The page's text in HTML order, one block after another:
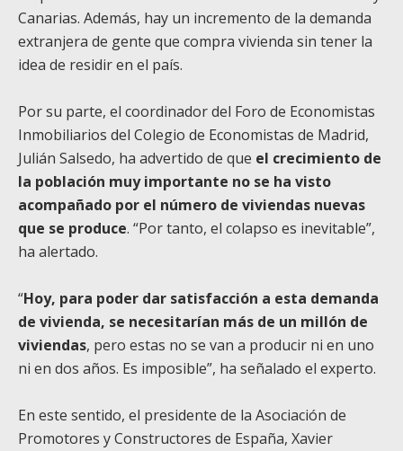
Canarias. Además, hay un incremento de la demanda
extranjera de gente que compra vivienda sin tener la
idea de residir en el país.
Por su parte, el coordinador del Foro de Economistas
Inmobiliarios del Colegio de Economistas de Madrid,
Julián Salsedo, ha advertido de que el crecimiento de
la población muy importante no se ha visto
acompañado por el número de viviendas nuevas
que se produce. “Por tanto, el colapso es inevitable”,
ha alertado.
“Hoy, para poder dar satisfacción a esta demanda
de vivienda, se necesitarían más de un millón de
viviendas, pero estas no se van a producir ni en uno
ni en dos años. Es imposible”, ha señalado el experto.
En este sentido, el presidente de la Asociación de
Promotores y Constructores de España, Xavier